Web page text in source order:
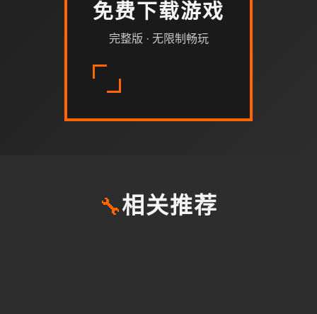
免费下载游戏
完整版 · 无限制畅玩
🔧相关推荐